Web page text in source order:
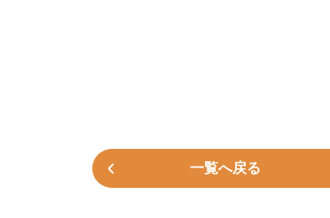
一覧へ戻る